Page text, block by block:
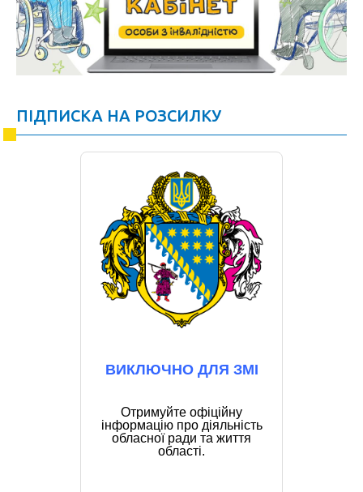
ПІДПИСКА НА РОЗСИЛКУ
ВИКЛЮЧНО ДЛЯ ЗМІ
Отримуйте офіційну
інформацію про діяльність
обласної ради та життя
області.